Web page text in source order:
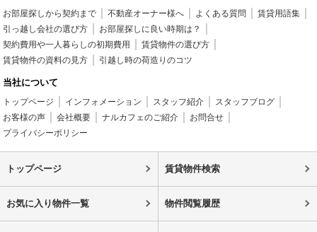
お部屋探しから契約まで 不動産オーナー様へ よくある質問
賃貸用語集
引っ越し会社の選び方
お部屋探しに良い時期は？
契約費用や一人暮らしの初期費用
賃貸物件の選び方
賃貸物件の資料の見方
引越し時の荷造りのコツ
当社について
トップページ インフォメーション スタッフ紹介
スタッフブログ
お客様の声
会社概要 ナルカフェのご紹介
お問合せ
プライバシーポリシー
トップページ 賃貸物件検索
お気に入り物件一覧 物件閲覧履歴